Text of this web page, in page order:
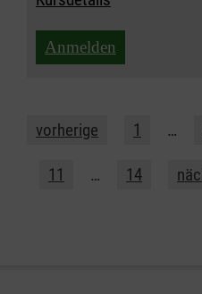
Anmelden
vorherige 1 …
11 … 14